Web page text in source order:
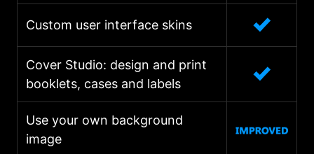
Custom user interface skins
Cover Studio: design and print
booklets, cases and labels
Use your own background
image